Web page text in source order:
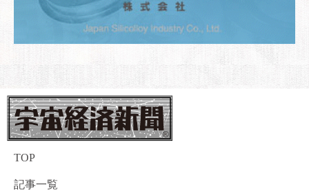
TOP
記事一覧